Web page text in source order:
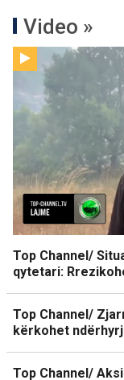
Video »
Top Channel/
qytetari:
Top Channel/
kërkohet
Top Channel/